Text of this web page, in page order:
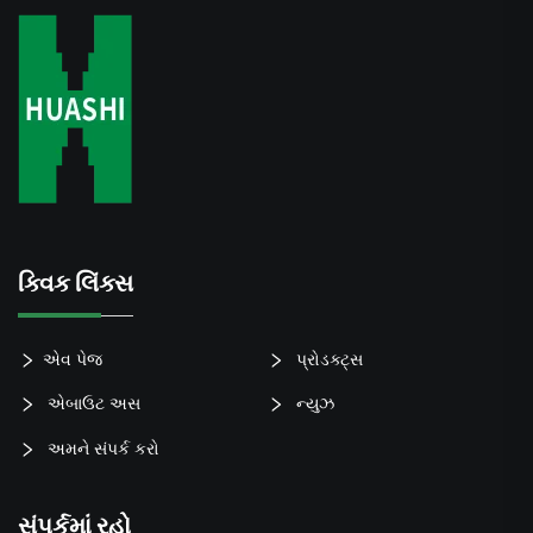
ક્વિક લિંક્સ
એવ પેજ પ્રોડક્ટ્સ
એબાઉટ અસ ન્યુઝ
અમને સંપર્ક કરો
સંપર્કમાં રહો